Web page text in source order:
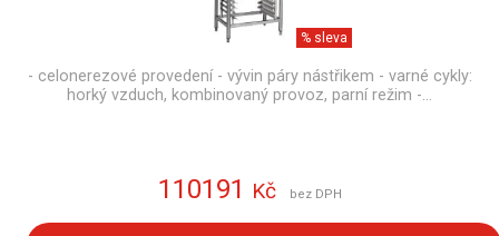
% sleva
- celonerezové provedení - vývin páry nástřikem - varné cykly:
horký vzduch, kombinovaný provoz, parní režim -…
110191 Kč bez DPH